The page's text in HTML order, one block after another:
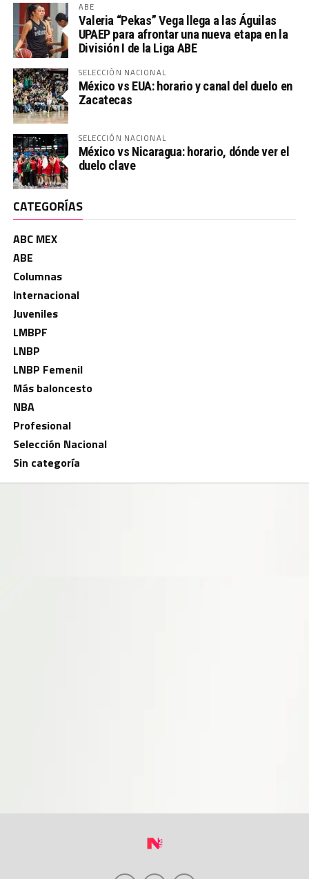
ABE
Valeria “Pekas” Vega llega a las Águilas
UPAEP para afrontar una nueva etapa en la
División I de la Liga ABE
SELECCIÓN NACIONAL
México vs EUA: horario y canal del duelo en
Zacatecas
SELECCIÓN NACIONAL
México vs Nicaragua: horario, dónde ver el
duelo clave
CATEGORÍAS
ABC MEX
ABE
Columnas
Internacional
Juveniles
LMBPF
LNBP
LNBP Femenil
Más baloncesto
NBA
Profesional
Selección Nacional
Sin categoría